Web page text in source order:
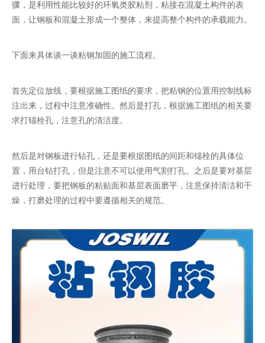
骤，是利用性能比较好的环氧类胶粘剂，粘接在混凝土构件的表
面，让钢板和混凝土形成一个整体，来提高整个构件的承载能力。
下面来具体谈一谈粘钢加固的施工流程。
首先定位放线，要根据施工图纸的要求，把粘钢的位置用控制线标
注出来，过程中注意准确性。然后是打孔，根据施工图纸的相关要
求打锚栓孔，注意孔的清洁度。
然后是对钢板进行钻孔，还是要根据图纸的间距和锚栓的具体位
置，用台钻打孔，但是注意不可以使用气割打孔。之后是要对基层
进行处理，要把钢板的粘贴面和基层表面磨平，注意保持清洁和干
燥，打磨处理的过程中要遵循相关的规范。